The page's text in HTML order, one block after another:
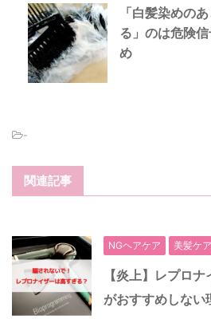
「白髪染めの
る」のは危険
め
-
関連記事
NGヘアケア 美髪ケア
【炎上】レプロ
がおすすめしない